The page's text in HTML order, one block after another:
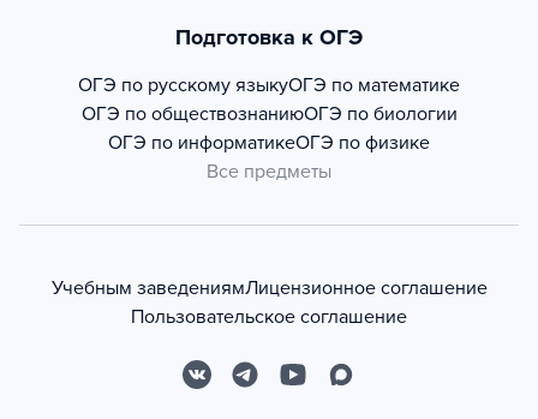
Подготовка к ОГЭ
ОГЭ по русскому языкуОГЭ по математике
ОГЭ по обществознаниюОГЭ по биологии
ОГЭ по информатикеОГЭ по физике
Все предметы
Учебным заведениямЛицензионное соглашение
Пользовательское соглашение